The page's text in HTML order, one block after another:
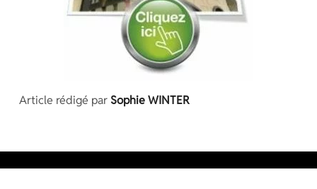
Article rédigé par Sophie WINTER